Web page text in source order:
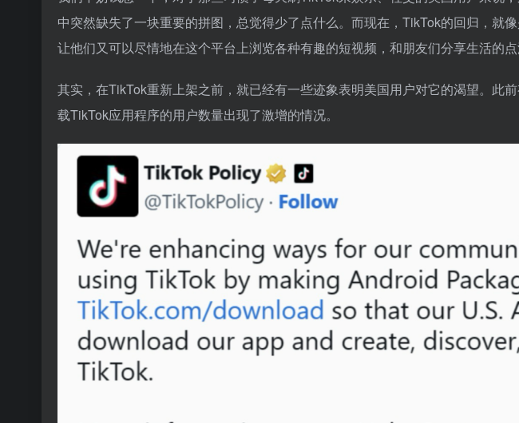
中突然缺失了一块重要的拼图，总觉得少了点什么。而现在，TikTok的回归，就
让他们又可以尽情地在这个平台上浏览各种有趣的短视频，和朋友们分享生活的点
其实，在TikTok重新上架之前，就已经有一些迹象表明美国用户对它的渴望。此
载TikTok应用程序的用户数量出现了激增的情况。